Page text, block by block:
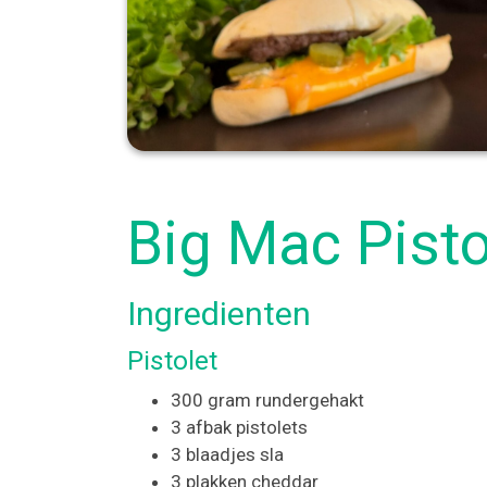
Big Mac
Ingredienten
Pistolet
300 gram rundergehakt
3 afbak pistolets
3 blaadjes sla
3 plakken cheddar